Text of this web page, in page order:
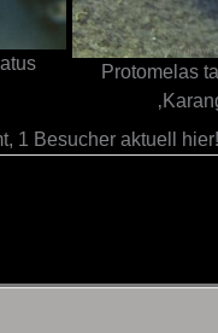
Protomelas
1 Besucher aktuell hier!